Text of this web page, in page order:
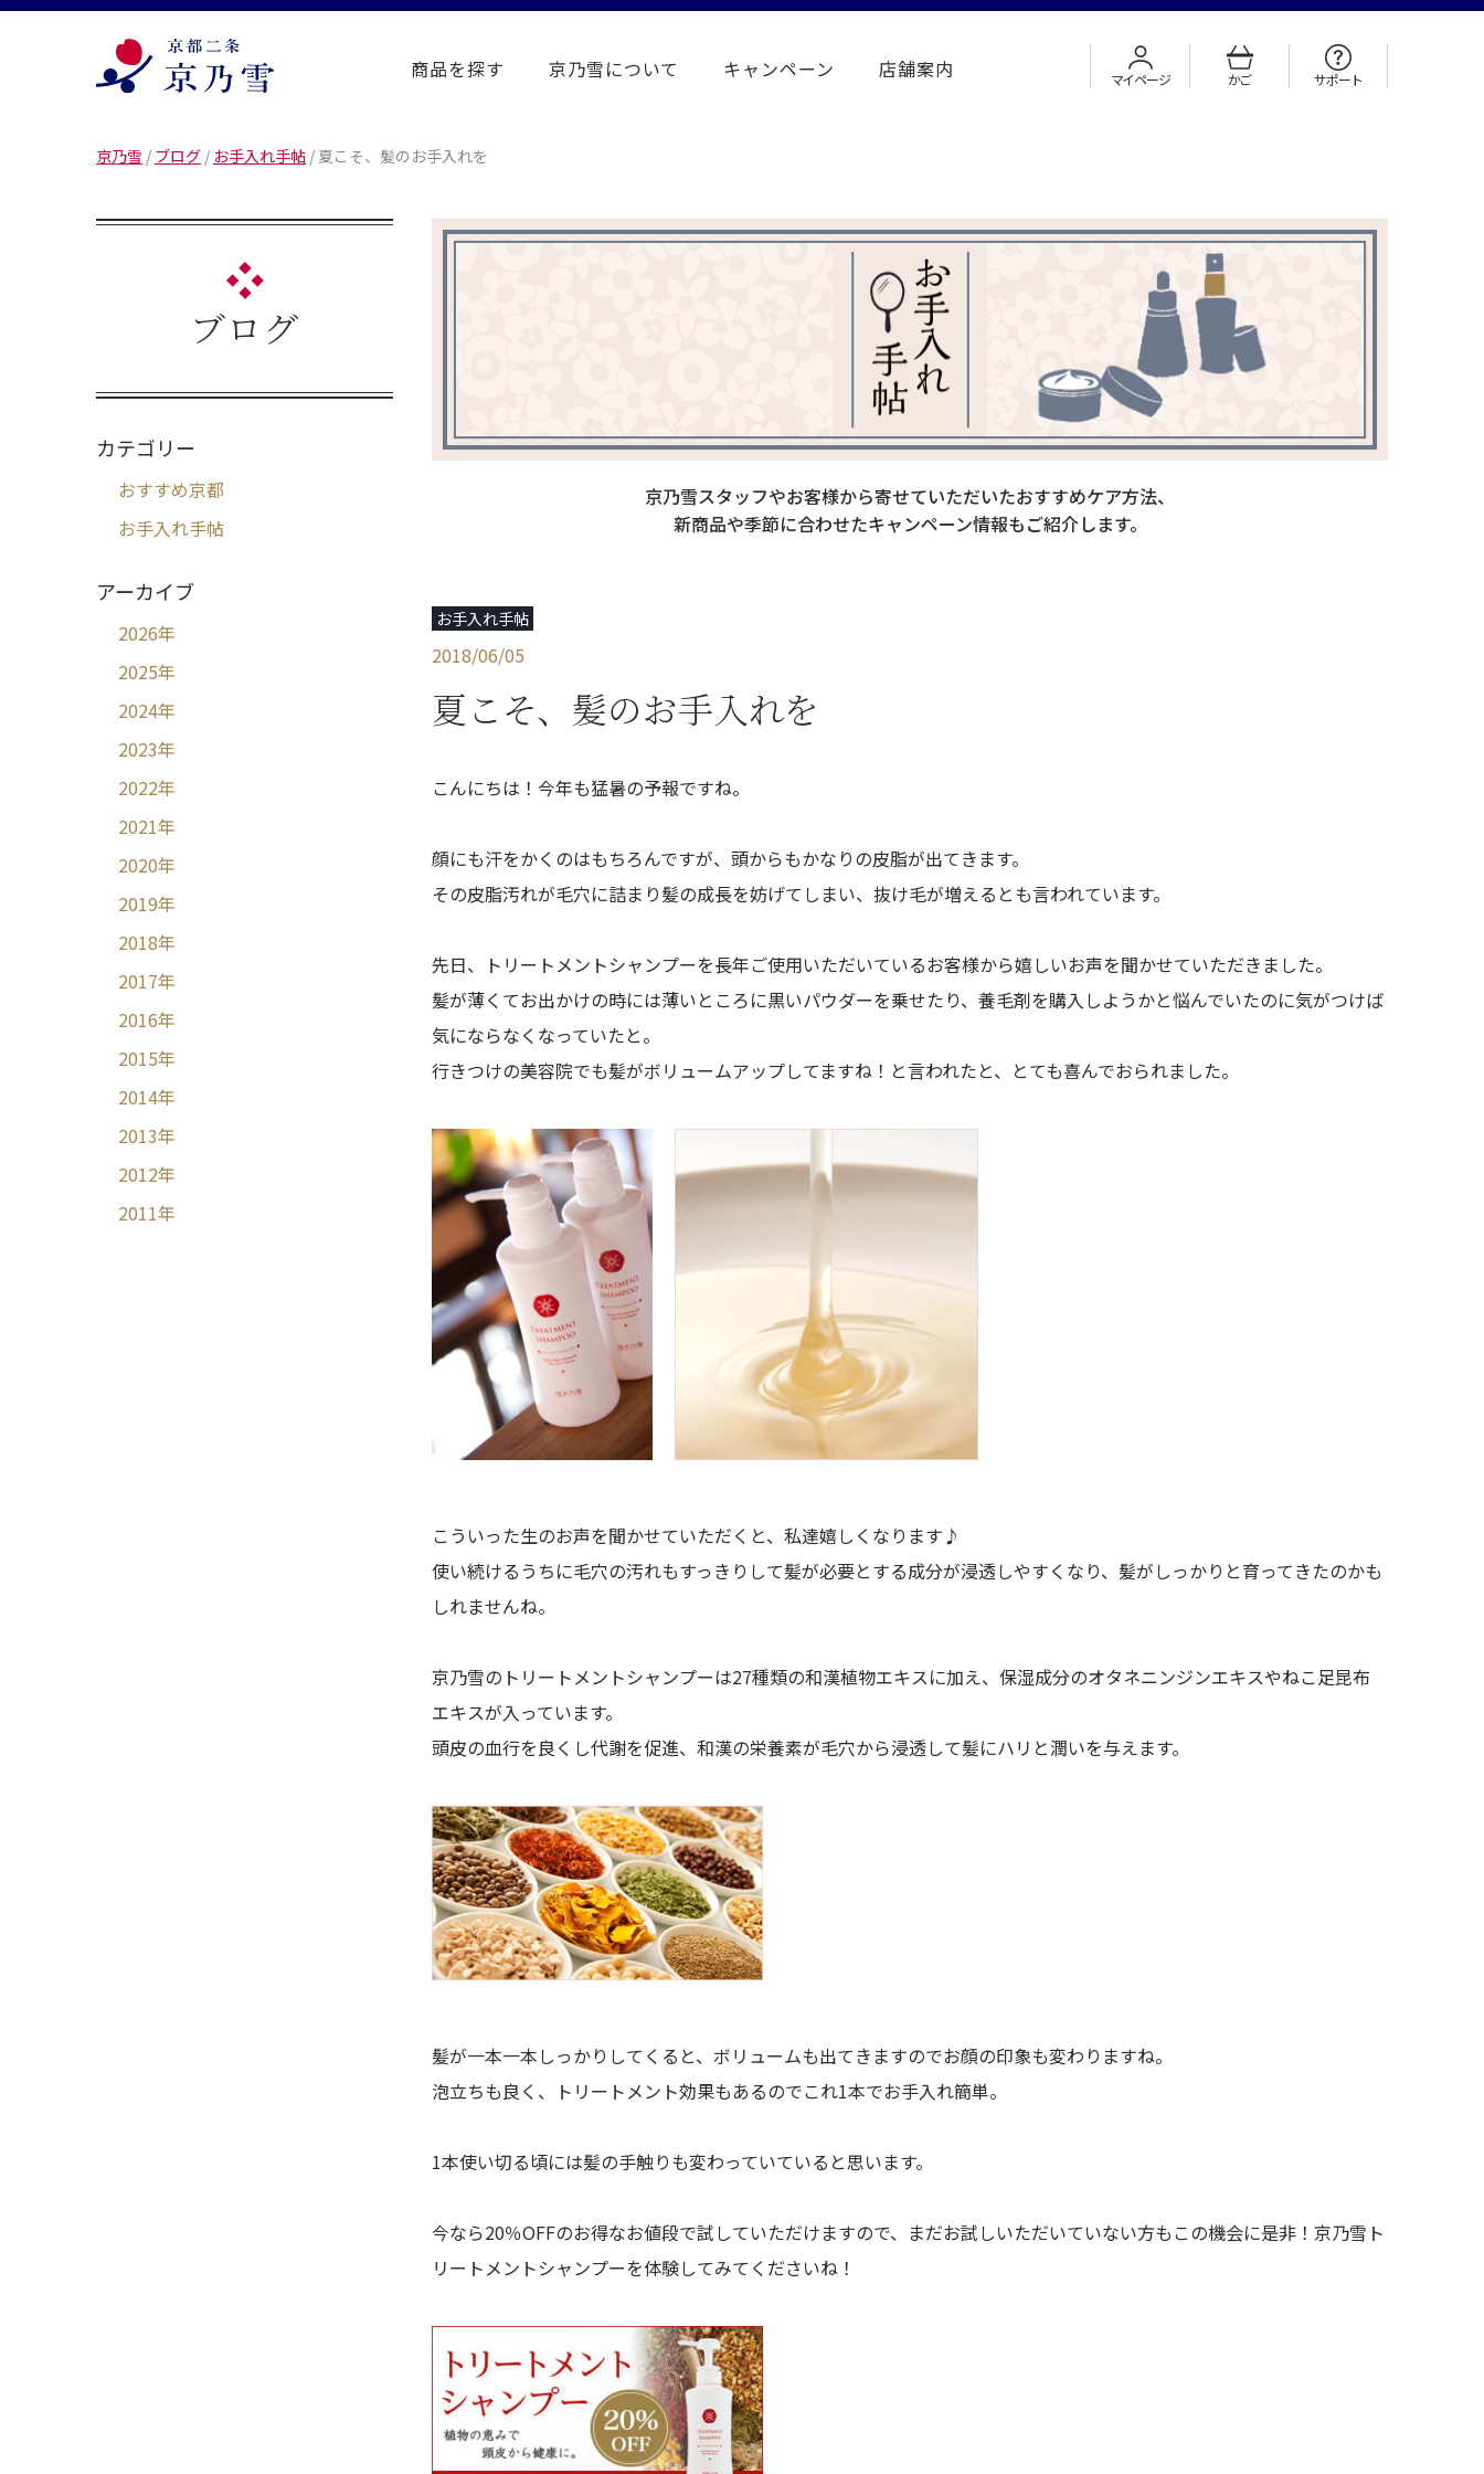
商品を探す 京乃雪について キャンペーン 店舗案内 マイページ かご サポート
京乃雪 / ブログ / お手入れ手帖 / 夏こそ、髪のお手入れを
京乃雪スタッフやお客様から寄せていただいたおすすめケア方法、
新商品や季節に合わせたキャンペーン情報もご紹介します。
お手入れ手帖
2018/06/05
夏こそ、髪のお手入れを
こんにちは！今年も猛暑の予報ですね。
顔にも汗をかくのはもちろんですが、頭からもかなりの皮脂が出てきます。
その皮脂汚れが毛穴に詰まり髪の成長を妨げてしまい、抜け毛が増えるとも言われています。
先日、トリートメントシャンプーを長年ご使用いただいているお客様から嬉しいお声を聞かせていただきました。
髪が薄くてお出かけの時には薄いところに黒いパウダーを乗せたり、養毛剤を購入しようかと悩んでいたのに気がつけば
気にならなくなっていたと。
行きつけの美容院でも髪がボリュームアップしてますね！と言われたと、とても喜んでおられました。
こういった生のお声を聞かせていただくと、私達嬉しくなります♪
使い続けるうちに毛穴の汚れもすっきりして髪が必要とする成分が浸透しやすくなり、髪がしっかりと育ってきたのかも
しれませんね。
京乃雪のトリートメントシャンプーは27種類の和漢植物エキスに加え、保湿成分のオタネニンジンエキスやねこ足昆布
エキスが入っています。
頭皮の血行を良くし代謝を促進、和漢の栄養素が毛穴から浸透して髪にハリと潤いを与えます。
髪が一本一本しっかりしてくると、ボリュームも出てきますのでお顔の印象も変わりますね。
泡立ちも良く、トリートメント効果もあるのでこれ1本でお手入れ簡単。
1本使い切る頃には髪の手触りも変わっていていると思います。
今なら20％OFFのお得なお値段で試していただけますので、まだお試しいただいていない方もこの機会に是非！京乃雪ト
リートメントシャンプーを体験してみてくださいね！
ブログ
カテゴリー
おすすめ京都
お手入れ手帖
アーカイブ
2026年
2025年
2024年
2023年
2022年
2021年
2020年
2019年
2018年
2017年
2016年
2015年
2014年
2013年
2012年
2011年